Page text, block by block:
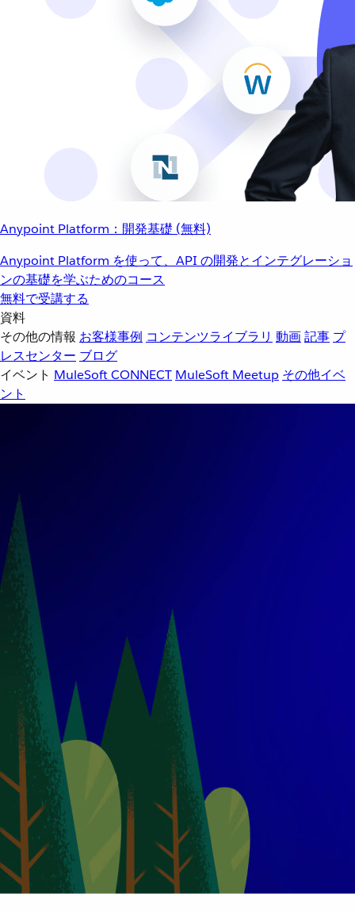
Anypoint Platform：開発基礎 (無料)
Anypoint Platform を使って、API の開発とインテグレーショ
ンの基礎を学ぶためのコース
無料で受講する
資料
その他の情報 お客様事例 コンテンツライブラリ 動画記事 プ
レスセンター ブログ
イベント MuleSoft CONNECT MuleSoft Meetup その他イベ
ント